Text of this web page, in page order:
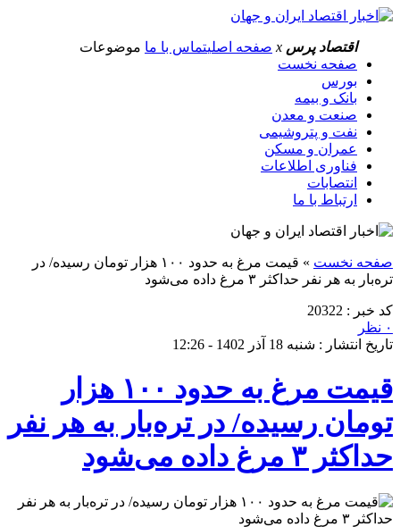
اقتصاد پرس x صفحه اصلیتماس با ما موضوعات
صفحه نخست
بورس
بانک و بیمه
صنعت و معدن
نفت و پتروشیمی
عمران و مسکن
فناوری اطلاعات
انتصابات
ارتباط با ما
نخست»
قیمت مرغ به حدود ۱۰۰ هزار تومان رسیده/ در
به هر نفر حداکثر ۳ مرغ داده می‌شود
خبر : 20322
انتشار : شنبه 18 آذر 1402 - 12:26
قیمت مرغ به حدود ۱۰۰ هزار
رسیده/ در تره‌بار به هر نفر
۳ مرغ داده می‌شود